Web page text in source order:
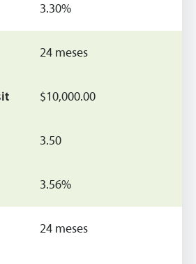
3.30%
24 meses
$10,000.00
3.50
3.56%
24 meses